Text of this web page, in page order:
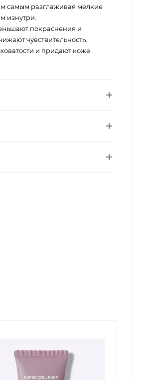
самым разглаживая мелкие
изнутри.
покраснения и
чувствительность.
и придают коже